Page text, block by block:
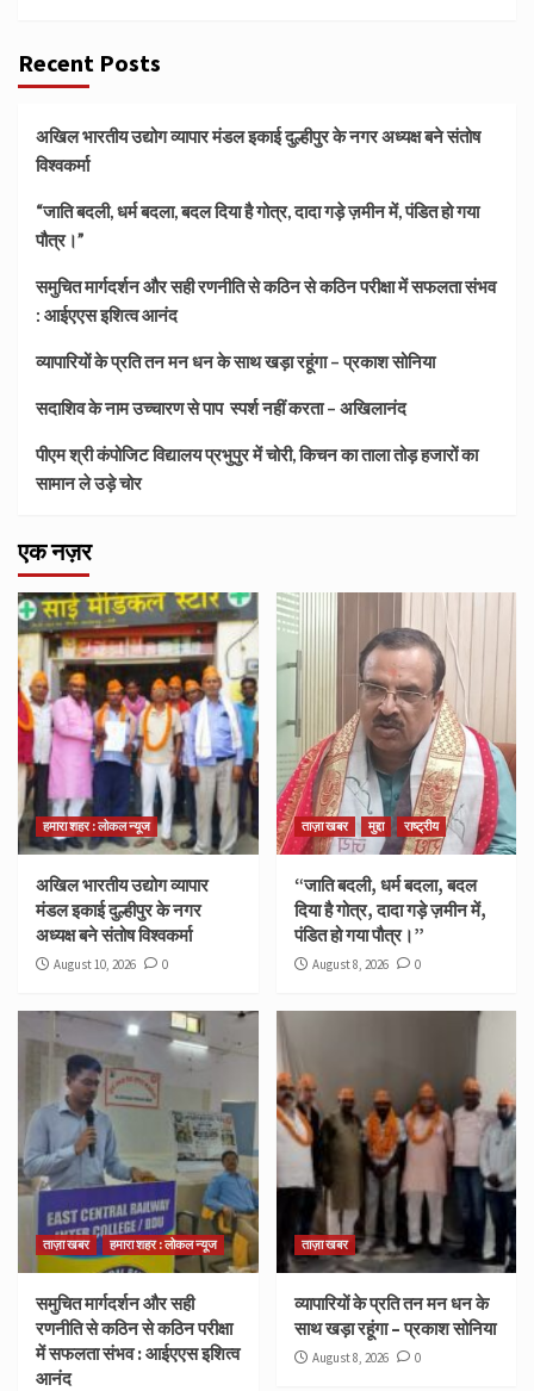
Recent Posts
अखिल भारतीय उद्योग व्यापार मंडल इकाई दुल्हीपुर के नगर अध्यक्ष बने संतोष
विश्वकर्मा
“जाति बदली, धर्म बदला, बदल दिया है गोत्र, दादा गड़े ज़मीन में, पंडित हो गया
पौत्र।”
समुचित मार्गदर्शन और सही रणनीति से कठिन से कठिन परीक्षा में सफलता संभव
: आईएएस इशित्व आनंद
व्यापारियों के प्रति तन मन धन के साथ खड़ा रहूंगा – प्रकाश सोनिया
सदाशिव के नाम उच्चारण से पाप स्पर्श नहीं करता – अखिलानंद
पीएम श्री कंपोजिट विद्यालय प्रभुपुर में चोरी, किचन का ताला तोड़ हजारों का
सामान ले उड़े चोर
एक नज़र
हमारा शहर : लोकल न्यूज
अखिल भारतीय उद्योग व्यापार
मंडल इकाई दुल्हीपुर के नगर
अध्यक्ष बने संतोष विश्वकर्मा
August 10, 2026 0
ताज़ा खबर मुद्दा राष्ट्रीय
“जाति बदली, धर्म बदला, बदल
दिया है गोत्र, दादा गड़े ज़मीन में,
पंडित हो गया पौत्र।”
August 8, 2026 0
ताज़ा खबर हमारा शहर : लोकल न्यूज
समुचित मार्गदर्शन और सही
रणनीति से कठिन से कठिन परीक्षा
में सफलता संभव : आईएएस इशित्व
आनंद
ताज़ा खबर
व्यापारियों के प्रति तन मन धन के
साथ खड़ा रहूंगा – प्रकाश सोनिया
August 8, 2026 0